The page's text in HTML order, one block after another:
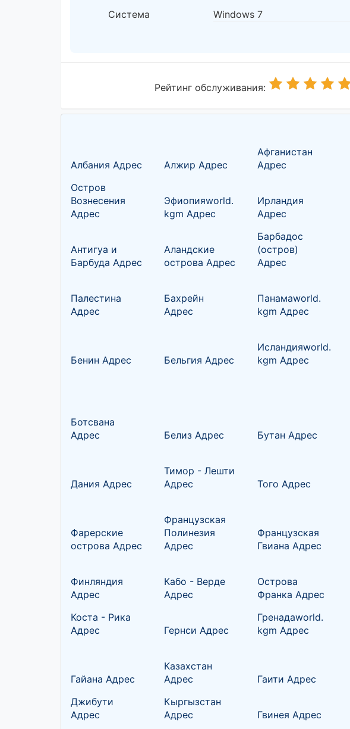
Система
Windows 7
Рейтинг обслуживания:
Албания Адрес Алжир Адрес
Афганистан
Адрес
Остров
Вознесения
Адрес
Эфиопияworld.
kgm Адрес
Ирландия
Адрес
Антигуа и
Барбуда Адрес
Аландские
острова Адрес
Барбадос
(остров)
Адрес
Палестина
Адрес
Бахрейн
Адрес
Панамаworld.
kgm Адрес
Бенин Адрес Бельгия Адрес
Исландияworld.
kgm Адрес
Ботсвана
Адрес
Белиз Адрес Бутан Адрес
Дания Адрес
Тимор - Лешти
Адрес
Того Адрес
Фарерские
острова Адрес
Французская
Полинезия
Адрес
Французская
Гвиана Адрес
Финляндия
Адрес
Кабо - Верде
Адрес
Острова
Франка Адрес
Коста - Рика
Адрес
Гернси Адрес
Гренадаworld.
kgm Адрес
Гайана Адрес
Казахстан
Адрес
Гаити Адрес
Джибути
Адрес
Кыргызстан
Адрес
Гвинея Адрес